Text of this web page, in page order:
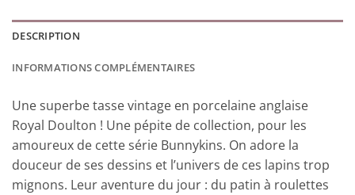
DESCRIPTION
INFORMATIONS COMPLÉMENTAIRES
Une superbe tasse vintage en porcelaine anglaise
Royal Doulton ! Une pépite de collection, pour les
amoureux de cette série Bunnykins. On adore la
douceur de ses dessins et l’univers de ces lapins trop
mignons. Leur aventure du jour : du patin à roulettes